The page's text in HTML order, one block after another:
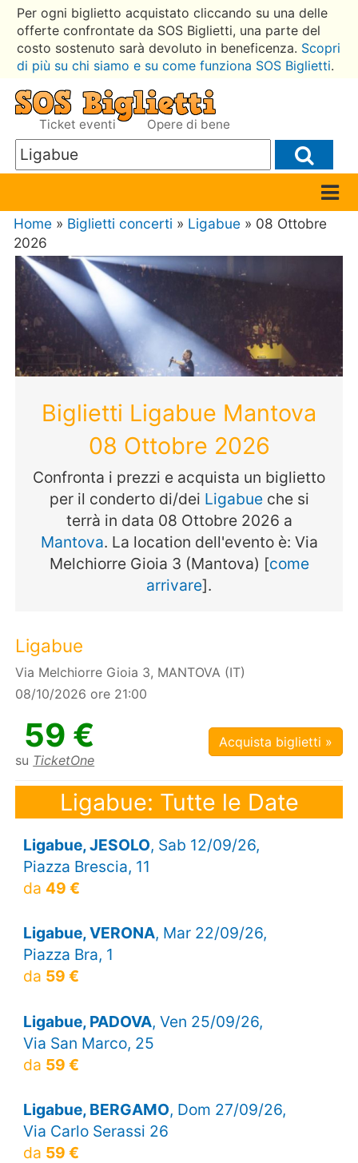
Per ogni biglietto acquistato cliccando su una delle
offerte confrontate da SOS Biglietti, una parte del
costo sostenuto sarà devoluto in beneficenza. Scopri
di più su chi siamo e su come funziona SOS Biglietti.
Ticket eventi Opere di bene
Home » Biglietti concerti » Ligabue » 08 Ottobre
2026
Biglietti Ligabue Mantova
08 Ottobre 2026
Confronta i prezzi e acquista un biglietto
per il conderto di/dei Ligabueche si
terrà in data 08 Ottobre 2026 a
Mantova. La location dell'evento è: Via
Melchiorre Gioia 3 (Mantova) [come
arrivare].
Ligabue
Via Melchiorre Gioia 3, MANTOVA (IT)
08/10/2026 ore 21:00
59 €
su TicketOne
Acquista biglietti »
Ligabue: Tutte le Date
Ligabue, JESOLO, Sab 12/09/26,
Piazza Brescia, 11
da 49 €
Ligabue, VERONA, Mar 22/09/26,
Piazza Bra, 1
da 59 €
Ligabue, PADOVA, Ven 25/09/26,
Via San Marco, 25
da 59 €
Ligabue, BERGAMO, Dom 27/09/26,
Via Carlo Serassi 26
da 59 €